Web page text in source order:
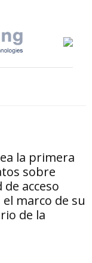
la primera
sobre
acceso
marco de su
de la